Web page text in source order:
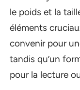
le poids et la
éléments
convenir pour
tandis qu’un
pour la lecture